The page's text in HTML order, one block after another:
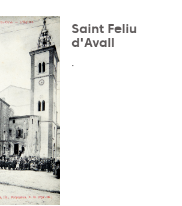
Saint Feliu
d'Avall
.